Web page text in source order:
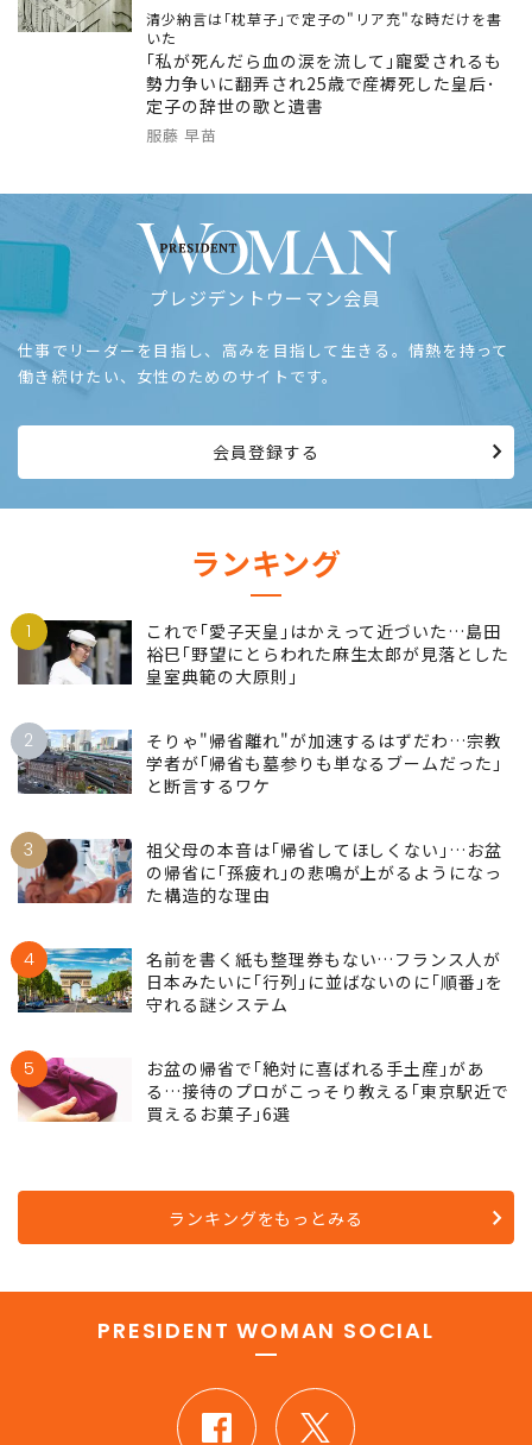
清少納言は｢枕草子｣で定子の"リア充"な時だけを書
いた
｢私が死んだら血の涙を流して｣寵愛されるも
勢力争いに翻弄され25歳で産褥死した皇后･
定子の辞世の歌と遺書
服藤 早苗
プレジデントウーマン会員
仕事でリーダーを目指し、高みを目指して生きる。情熱を持って
働き続けたい、女性のためのサイトです。
会員登録する
ランキング
1
これで｢愛子天皇｣はかえって近づいた…島田
裕巳｢野望にとらわれた麻生太郎が見落とした
皇室典範の大原則｣
2
そりゃ"帰省離れ"が加速するはずだわ…宗教
学者が｢帰省も墓参りも単なるブームだった｣
と断言するワケ
3
祖父母の本音は｢帰省してほしくない｣…お盆
の帰省に｢孫疲れ｣の悲鳴が上がるようになっ
た構造的な理由
4
名前を書く紙も整理券もない…フランス人が
日本みたいに｢行列｣に並ばないのに｢順番｣を
守れる謎システム
5
お盆の帰省で｢絶対に喜ばれる手土産｣があ
る…接待のプロがこっそり教える｢東京駅近で
買えるお菓子｣6選
ランキングをもっとみる
PRESIDENT WOMAN SOCIAL